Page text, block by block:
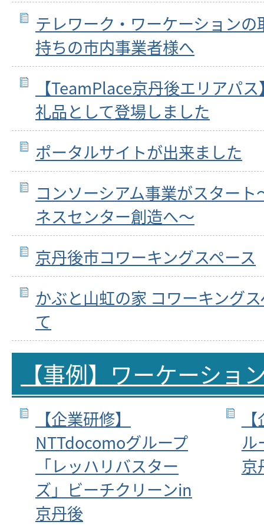
テレワーク・ワーケーション
持ちの市内事業者様へ
【TeamPlace京丹後エリアパ
礼品として登場しました
ポータルサイトが出来ました
コンソーシアム事業がスター
ネスセンター創造へ～
京丹後市コワーキングスペース
かぶと山虹の家 コワーキング
て
【事例】ワーケーショ
【企業研修】
NTTdocomoグループ
「レッハリバスター
ズ」ビーチクリーンin
京丹後
ル
京